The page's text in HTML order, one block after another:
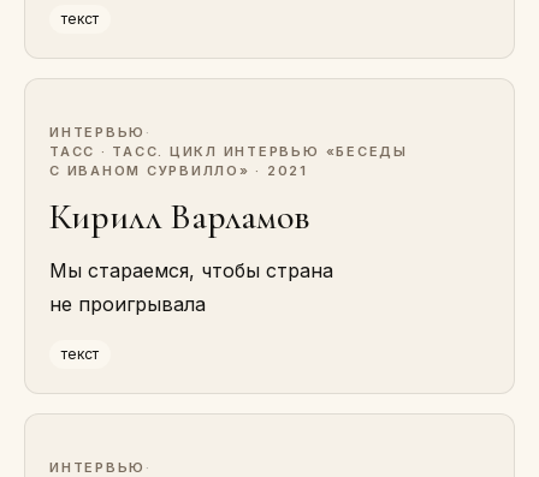
текст
ИНТЕРВЬЮ ·
ТАСС · ТАСС. ЦИКЛ ИНТЕРВЬЮ «БЕСЕДЫ
С ИВАНОМ СУРВИЛЛО» · 2021
Кирилл Варламов
Мы стараемся, чтобы страна
не проигрывала
текст
ИНТЕРВЬЮ ·